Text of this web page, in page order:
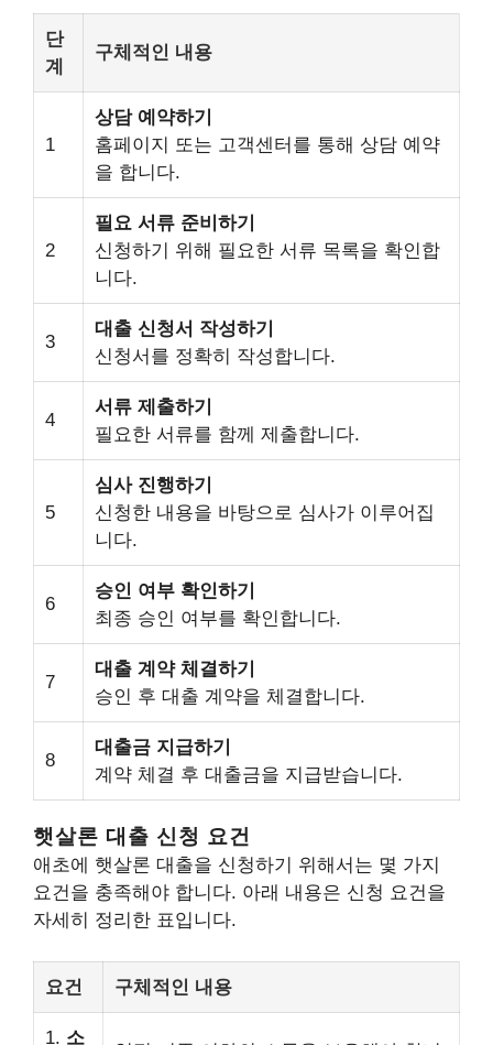
단
계
구체적인 내용
1
상담 예약하기
홈페이지 또는 고객센터를 통해 상담 예약
을 합니다.
2
필요 서류 준비하기
신청하기 위해 필요한 서류 목록을 확인합
니다.
3
대출 신청서 작성하기
신청서를 정확히 작성합니다.
4
서류 제출하기
필요한 서류를 함께 제출합니다.
5
심사 진행하기
신청한 내용을 바탕으로 심사가 이루어집
니다.
6
승인 여부 확인하기
최종 승인 여부를 확인합니다.
7
대출 계약 체결하기
승인 후 대출 계약을 체결합니다.
8
대출금 지급하기
계약 체결 후 대출금을 지급받습니다.
햇살론 대출 신청 요건
애초에 햇살론 대출을 신청하기 위해서는 몇 가지
요건을 충족해야 합니다. 아래 내용은 신청 요건을
자세히 정리한 표입니다.
요건 구체적인 내용
1. 소